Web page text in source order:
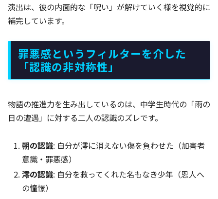
演出は、彼の内面的な「呪い」が解けていく様を視覚的に
補完しています。
罪悪感というフィルターを介した
「認識の非対称性」
物語の推進力を生み出しているのは、中学生時代の「雨の
日の遭遇」に対する二人の認識のズレです。
朔の認識: 自分が澪に消えない傷を負わせた（加害者
意識・罪悪感）
澪の認識: 自分を救ってくれた名もなき少年（恩人へ
の憧憬）